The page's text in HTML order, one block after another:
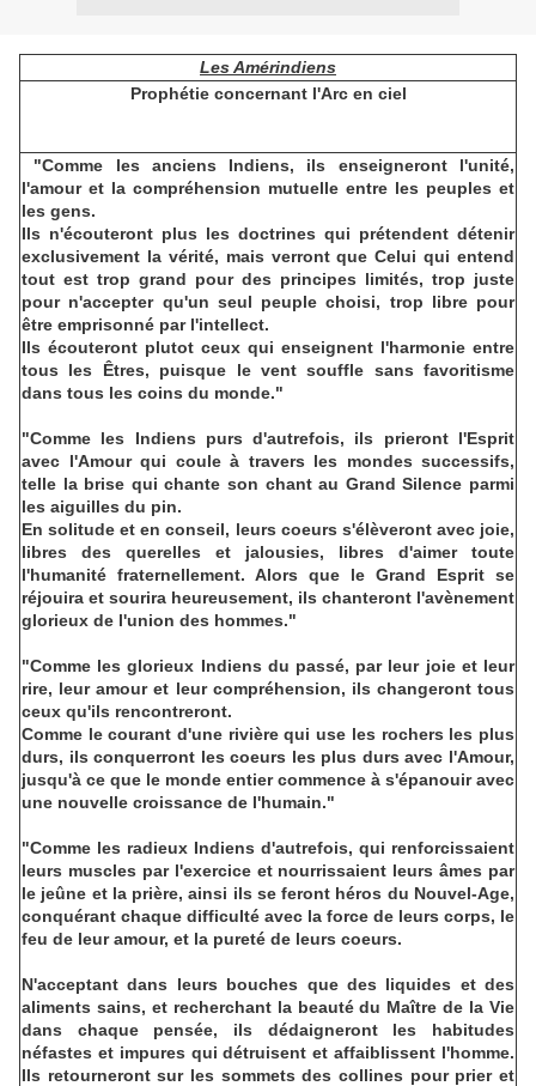
Les Amérindiens
Prophétie concernant l'Arc en ciel
"Comme les anciens Indiens, ils enseigneront l'unité,
l'amour et la compréhension mutuelle entre les peuples et
les gens.
Ils n'écouteront plus les doctrines qui prétendent détenir
exclusivement la vérité, mais verront que Celui qui entend
tout est trop grand pour des principes limités, trop juste
pour n'accepter qu'un seul peuple choisi, trop libre pour
être emprisonné par l'intellect.
Ils écouteront plutot ceux qui enseignent l'harmonie entre
tous les Êtres, puisque le vent souffle sans favoritisme
dans tous les coins du monde."
"Comme les Indiens purs d'autrefois, ils prieront l'Esprit
avec l'Amour qui coule à travers les mondes successifs,
telle la brise qui chante son chant au Grand Silence parmi
les aiguilles du pin.
En solitude et en conseil, leurs coeurs s'élèveront avec joie,
libres des querelles et jalousies, libres d'aimer toute
l'humanité fraternellement. Alors que le Grand Esprit se
réjouira et sourira heureusement, ils chanteront l'avènement
glorieux de l'union des hommes."
"Comme les glorieux Indiens du passé, par leur joie et leur
rire, leur amour et leur compréhension, ils changeront tous
ceux qu'ils rencontreront.
Comme le courant d'une rivière qui use les rochers les plus
durs, ils conquerront les coeurs les plus durs avec l'Amour,
jusqu'à ce que le monde entier commence à s'épanouir avec
une nouvelle croissance de l'humain."
"Comme les radieux Indiens d'autrefois, qui renforcissaient
leurs muscles par l'exercice et nourrissaient leurs âmes par
le jeûne et la prière, ainsi ils se feront héros du Nouvel-Age,
conquérant chaque difficulté avec la force de leurs corps, le
feu de leur amour, et la pureté de leurs coeurs.
N'acceptant dans leurs bouches que des liquides et des
aliments sains, et recherchant la beauté du Maître de la Vie
dans chaque pensée, ils dédaigneront les habitudes
néfastes et impures qui détruisent et affaiblissent l'homme.
Ils retourneront sur les sommets des collines pour prier et